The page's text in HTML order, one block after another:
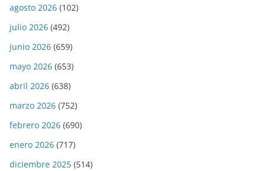
agosto 2026 (102)
julio 2026 (492)
junio 2026 (659)
mayo 2026 (653)
abril 2026 (638)
marzo 2026 (752)
febrero 2026 (690)
enero 2026 (717)
diciembre 2025 (514)